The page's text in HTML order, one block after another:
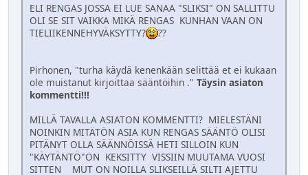
ELI RENGAS JOSSA EI LUE SANAA "SLIKSI" ON SALLITTU
OLI SE SIT VAIKKA MIKÄ RENGAS KUNHAN VAAN ON
TIELIIKENNEHYVÄKSYTTY?
??
Pirhonen, "turha käydä kenenkään selittää et ei kukaan
ole muistanut kirjoittaa sääntöihin ." Täysin asiaton
kommentti!!!
MILLÄ TAVALLA ASIATON KOMMENTTI? MIELESTÄNI
NOINKIN MITÄTÖN ASIA KUN RENGAS SÄÄNTÖ OLISI
PITÄNYT OLLA SÄÄNNÖISSÄ HETI SILLOIN KUN
"KÄYTÄNTÖ"ON KEKSITTY VISSIIN MUUTAMA VUOSI
SITTEN MUT ON NOILLA SLIKSEILLÄ SILTI AJETTU